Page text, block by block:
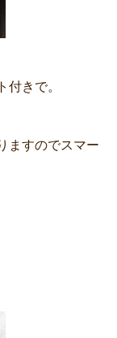
付きで。
ますのでスマー